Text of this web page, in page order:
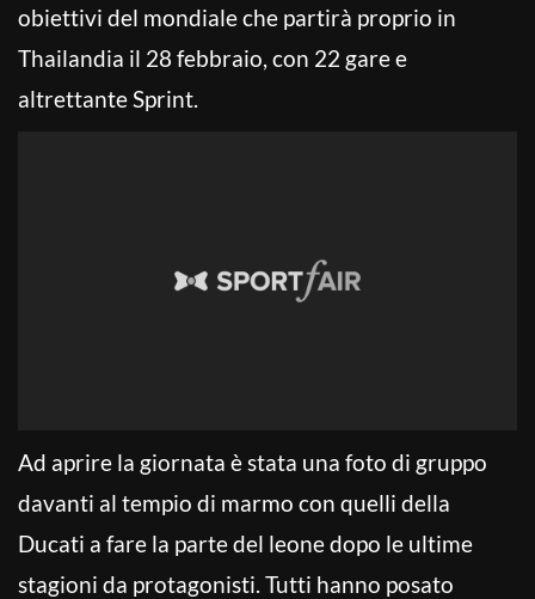
obiettivi del mondiale che partirà proprio in
Thailandia il 28 febbraio, con 22 gare e
altrettante Sprint.
Ad aprire la giornata è stata una foto di gruppo
davanti al tempio di marmo con quelli della
Ducati a fare la parte del leone dopo le ultime
stagioni da protagonisti. Tutti hanno posato